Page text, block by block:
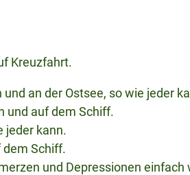
Kreuzfahrt.
an der Ostsee, so wie jeder
und auf dem Schiff.
jeder kann.
dem Schiff.
und Depressionen einfach